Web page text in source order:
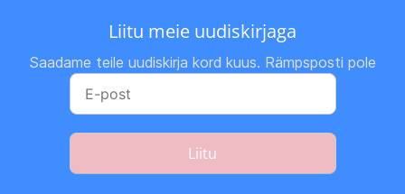
Liitu meie uudiskirjaga
Saadame teile uudiskirja kord kuus. Rämpsposti pole
Liitu